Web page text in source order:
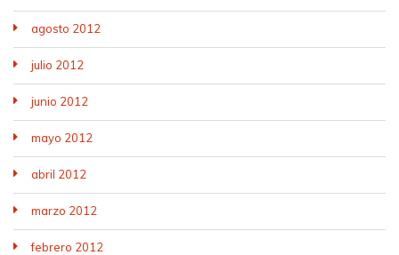
agosto 2012
julio 2012
junio 2012
mayo 2012
abril 2012
marzo 2012
febrero 2012